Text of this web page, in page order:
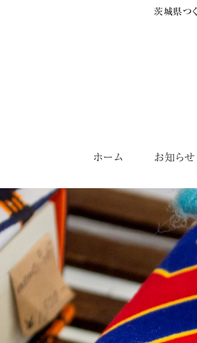
茨城県つく
content
ホーム お知らせ